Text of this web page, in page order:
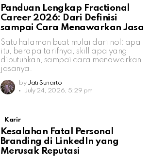
Panduan Lengkap Fractional
Career 2026: Dari Definisi
sampai Cara Menawarkan Jasa
Satu halaman buat mulai dari nol: apa
itu, berapa tarifnya, skill apa yang
dibutuhkan, sampai cara menawarkan
jasanya.
by Jati Sunarto
July 24, 2026, 5:29 pm
Karir
Kesalahan Fatal Personal
Branding di LinkedIn yang
Merusak Reputasi